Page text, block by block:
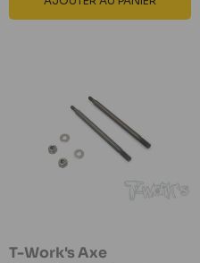
T-Work's Axe